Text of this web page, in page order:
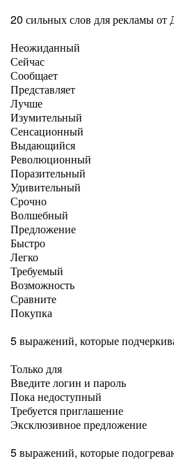
20 сильных слов для рекламы от
Неожиданный
Сейчас
Сообщает
Представляет
Лучше
Изумительный
Сенсационный
Выдающийся
Революционный
Поразительный
Удивительный
Срочно
Волшебный
Предложение
Быстро
Легко
Требуемый
Возможность
Сравните
Покупка
5 выражений, которые
Только для
Введите логин и пароль
Пока недоступный
Требуется приглашение
Эксклюзивное предложение
5 выражений, которые